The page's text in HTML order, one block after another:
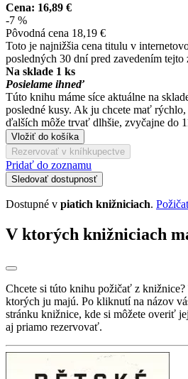
Cena: 16,89 €
-7 %
Pôvodná cena 18,19 €
Toto je najnižšia cena titulu v
posledných 30 dní pred zavedením tejto
Na sklade 1 ks
Posielame ihneď
Túto knihu máme síce aktuálne na
posledné kusy. Ak ju chcete mať
ďalších môže trvať dlhšie, zvyčajne do
Vložiť do košíka
Rezervovať v kníhkupectve
Pridať do zoznamu
Sledovať dostupnosť
Dostupné v piatich knižniciach.
V ktorých knižniciach
Chcete si túto knihu požičať z
ktorých ju majú. Po kliknutí na názov
stránku knižnice, kde si môžete overiť
aj priamo rezervovať.